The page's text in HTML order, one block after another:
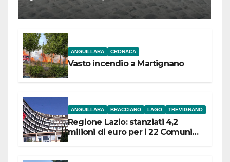
l’inaugurazione
ANGUILLARA CRONACA
Vasto incendio a Martignano
ANGUILLARA BRACCIANO LAGO TREVIGNANO
Regione Lazio: stanziati 4,2
milioni di euro per i 22 Comuni